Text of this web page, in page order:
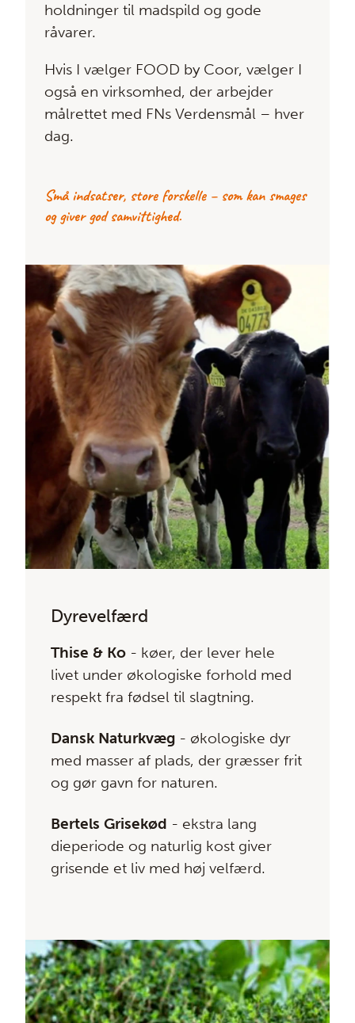
holdninger til madspild og gode
råvarer.
Hvis I vælger FOOD by Coor, vælger I
også en virksomhed, der arbejder
målrettet med FNs Verdensmål – hver
dag.
Små indsatser, store forskelle – som kan smages
og giver god samvittighed.
Dyrevelfærd
Thise & Ko - køer, der lever hele
livet under økologiske forhold med
respekt fra fødsel til slagtning.
Dansk Naturkvæg - økologiske dyr
med masser af plads, der græsser frit
og gør gavn for naturen.
Bertels Grisekød - ekstra lang
dieperiode og naturlig kost giver
grisende et liv med høj velfærd.